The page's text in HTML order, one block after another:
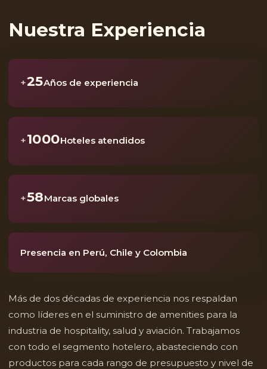
Nuestra Experiencia
+25Años de experiencia
+1000Hoteles atendidos
+58Marcas globales
Presencia en Perú, Chile y Colombia
Más de dos décadas de experiencia nos respaldan
como líderes en el suministro de amenities para la
industria de hospitality, salud y aviación. Trabajamos
con todo el segmento hotelero, abasteciendo con
productos para cada rango de presupuesto y nivel de